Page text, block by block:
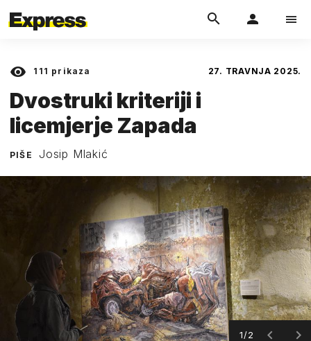
111 prikaza 27. TRAVNJA 2025.
Dvostruki kriteriji i
licemjerje Zapada
PIŠE Josip Mlakić
1/2